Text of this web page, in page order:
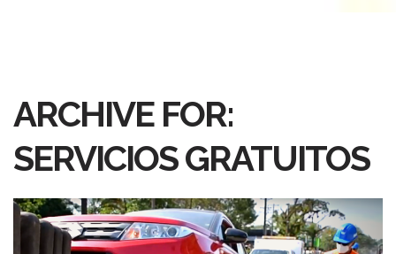
ARCHIVE FOR:
SERVICIOS GRATUITOS